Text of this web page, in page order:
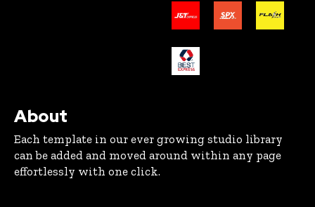
About
Each template in our ever growing studio library
can be added and moved around within any page
effortlessly with one click.